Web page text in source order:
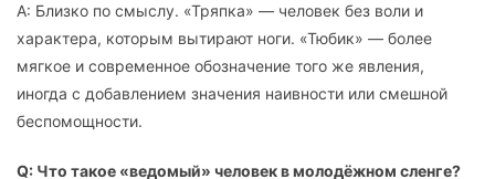
A: Близко по смыслу. «Тряпка» — человек без воли и
характера, которым вытирают ноги. «Тюбик» — более
мягкое и современное обозначение того же явления,
иногда с добавлением значения наивности или смешной
беспомощности.
Q: Что такое «ведомый» человек в молодёжном сленге?